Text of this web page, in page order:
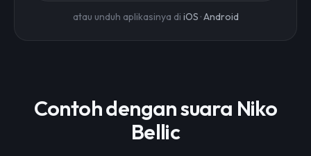
atau unduh aplikasinya di iOS ·Android
Contoh dengan suara Niko
Bellic